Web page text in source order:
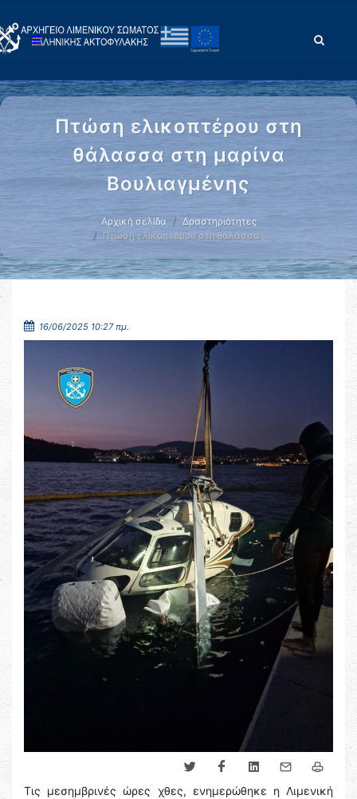
Πτώση ελικοπτέρου στη
θάλασσα στη μαρίνα
Βουλιαγμένης
Αρχική σελίδα
Δραστηριότητες
Πτώση ελικοπτέρου στη θάλασσα …
16/06/2025 10:27 πμ.
Τις μεσημβρινές ώρες χθες, ενημερώθηκε η Λιμενική